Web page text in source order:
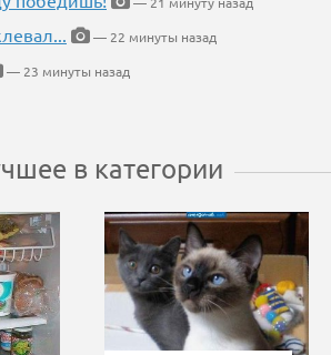
— 22 минуты назад
— 23 минуты назад
в категории